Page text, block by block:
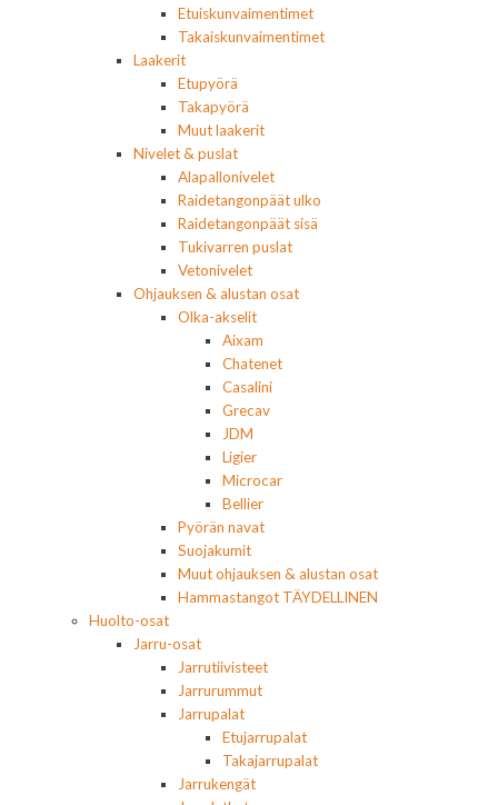
Etuiskunvaimentimet
Takaiskunvaimentimet
Laakerit
Etupyörä
Takapyörä
Muut laakerit
Nivelet & puslat
Alapallonivelet
Raidetangonpäät ulko
Raidetangonpäät sisä
Tukivarren puslat
Vetonivelet
Ohjauksen & alustan osat
Olka-akselit
Aixam
Chatenet
Casalini
Grecav
JDM
Ligier
Microcar
Bellier
Pyörän navat
Suojakumit
Muut ohjauksen & alustan osat
Hammastangot TÄYDELLINEN
Huolto-osat
Jarru-osat
Jarrutiivisteet
Jarrurummut
Jarrupalat
Etujarrupalat
Takajarrupalat
Jarrukengät